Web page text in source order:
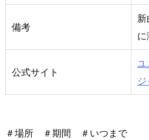
備考
に
公式サイト
ユ
＃場所 ＃期間 ＃いつまで